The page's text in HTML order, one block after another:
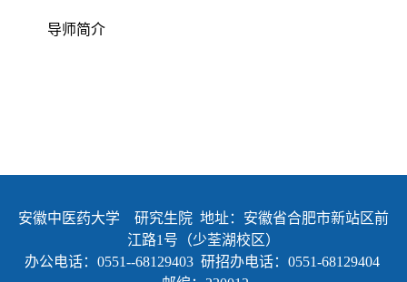
导师简介
安徽中医药大学 研究生院 地址：安徽省合肥市新站区前
江路1号（少荃湖校区）
办公电话：0551--68129403 研招办电话：0551-68129404